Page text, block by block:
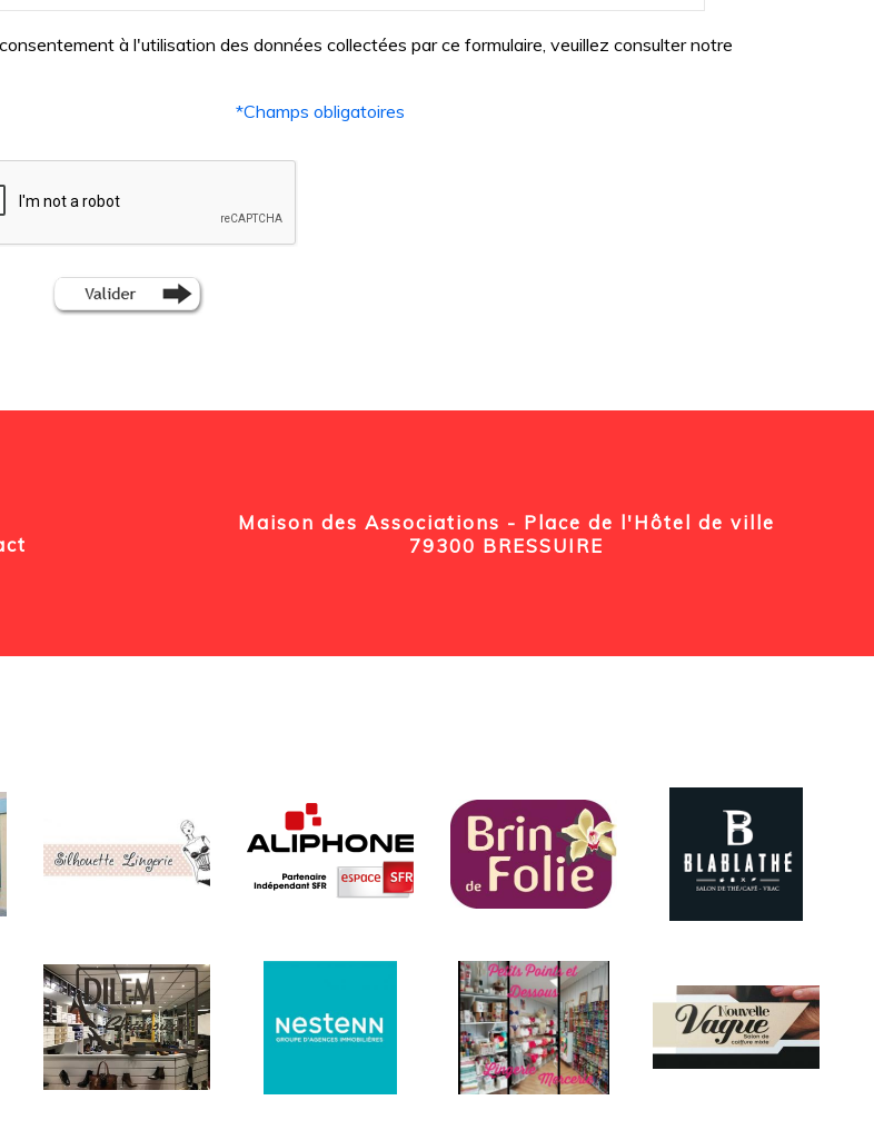
à l'utilisation des données collectées par ce formulaire, veuillez consulter notre
*Champs obligatoires
Maison des Associations - Place de l'Hôtel de ville
79300 BRESSUIRE